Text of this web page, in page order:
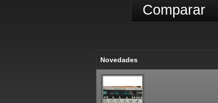
Comparar
Novedades